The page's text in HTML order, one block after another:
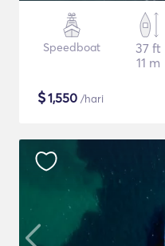
Speedboat
37 ft
11 m
$1,550 /hari